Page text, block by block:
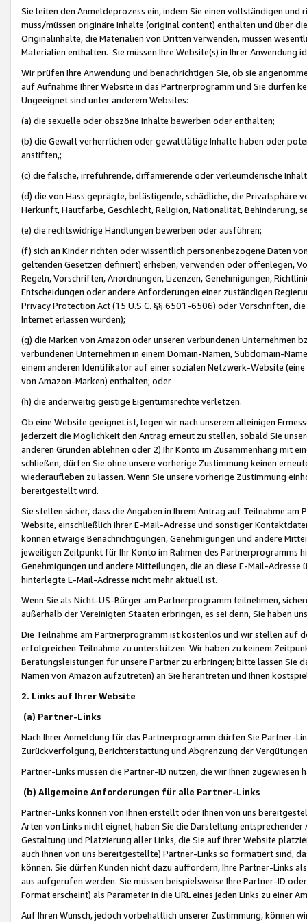
Sie leiten den Anmeldeprozess ein, indem Sie einen vollständigen
muss/müssen originäre Inhalte (original content) enthalten und über
Originalinhalte, die Materialien von Dritten verwenden, müssen
Materialien enthalten. Sie müssen Ihre Website(s) in Ihrer Anwendung
Wir prüfen Ihre Anwendung und benachrichtigen Sie, ob sie
auf Aufnahme Ihrer Website in das Partnerprogramm und Sie dürfen
Ungeeignet sind unter anderem Websites:
(a) die sexuelle oder obszöne Inhalte bewerben oder enthalten;
(b) die Gewalt verherrlichen oder gewalttätige Inhalte haben oder
anstiften,;
(c) die falsche, irreführende, diffamierende oder verleumderische
(d) die von Hass geprägte, belästigende, schädliche, die Privatsphäre
Herkunft, Hautfarbe, Geschlecht, Religion, Nationalität, Behinderung,
(e) die rechtswidrige Handlungen bewerben oder ausführen;
(f) sich an Kinder richten oder wissentlich personenbezogene Daten
geltenden Gesetzen definiert) erheben, verwenden oder offenlegen,
Regeln, Vorschriften, Anordnungen, Lizenzen, Genehmigungen,
Entscheidungen oder andere Anforderungen einer zuständigen
Privacy Protection Act (15 U.S.C. §§ 6501-6506) oder Vorschriften,
Internet erlassen wurden);
(g) die Marken von Amazon oder unseren verbundenen Unternehmen
verbundenen Unternehmen in einem Domain-Namen, Subdomain-
einem anderen Identifikator auf einer sozialen Netzwerk-Website
von Amazon-Marken) enthalten; oder
(h) die anderweitig geistige Eigentumsrechte verletzen.
Ob eine Website geeignet ist, legen wir nach unserem alleinigen
jederzeit die Möglichkeit den Antrag erneut zu stellen, sobald Sie
anderen Gründen ablehnen oder 2) Ihr Konto im Zusammenhang mit
schließen, dürfen Sie ohne unsere vorherige Zustimmung keinen
wiederaufleben zu lassen. Wenn Sie unsere vorherige Zustimmung
bereitgestellt wird.
Sie stellen sicher, dass die Angaben in Ihrem Antrag auf Teilnahme
Website, einschließlich Ihrer E-Mail-Adresse und sonstiger
können etwaige Benachrichtigungen, Genehmigungen und andere
jeweiligen Zeitpunkt für Ihr Konto im Rahmen des Partnerprogramms
Genehmigungen und andere Mitteilungen, die an diese E-Mail-
hinterlegte E-Mail-Adresse nicht mehr aktuell ist.
Wenn Sie als Nicht-US-Bürger am Partnerprogramm teilnehmen,
außerhalb der Vereinigten Staaten erbringen, es sei denn, Sie haben
Die Teilnahme am Partnerprogramm ist kostenlos und wir stellen auf
erfolgreichen Teilnahme zu unterstützen. Wir haben zu keinem
Beratungsleistungen für unsere Partner zu erbringen; bitte lassen Sie
Namen von Amazon aufzutreten) an Sie herantreten und Ihnen
2. Links auf Ihrer Website
(a) Partner-Links
Nach Ihrer Anmeldung für das Partnerprogramm dürfen Sie Partner-
Zurückverfolgung, Berichterstattung und Abgrenzung der
Partner-Links müssen die Partner-ID nutzen, die wir Ihnen zugewiesen
(b) Allgemeine Anforderungen für alle Partner-Links
Partner-Links können von Ihnen erstellt oder Ihnen von uns
Arten von Links nicht eignet, haben Sie die Darstellung
Gestaltung und Platzierung aller Links, die Sie auf Ihrer Website
auch Ihnen von uns bereitgestellte) Partner-Links so formatiert sind,
können. Sie dürfen Kunden nicht dazu auffordern, Ihre Partner-Links
aus aufgerufen werden. Sie müssen beispielsweise Ihre Partner-ID
Format erscheint) als Parameter in die URL eines jeden Links zu einer
Auf Ihren Wunsch, jedoch vorbehaltlich unserer Zustimmung, können